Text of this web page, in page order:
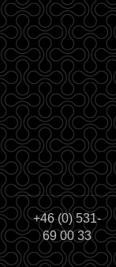
+46 (0) 531-
69 00 33